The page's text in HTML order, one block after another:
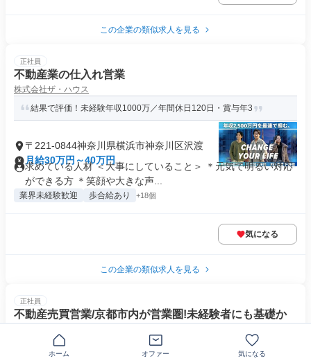
この企業の類似求人を見る
正社員
不動産業の仕入れ営業
株式会社ザ・ハウス
結果で評価！未経験年収1000万／年間休日120日・賞与年3
〒221-0844神奈川県横浜市神奈川区沢渡
月給30万円～40万円
求めている人材 ＜大事にしていること＞ ＊元気で明るい対応
ができる方 ＊笑顔や大きな声...
業界未経験歓迎 歩合給あり +18個
気になる
この企業の類似求人を見る
正社員
不動産売買営業/京都市内が営業圏!未経験者にも基礎か
株式会社ライフ住宅販売
ホーム オファー 気になる